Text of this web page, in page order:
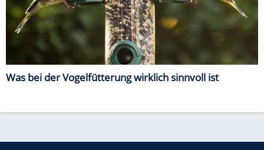
Was bei der Vogelfütterung wirklich sinnvoll ist